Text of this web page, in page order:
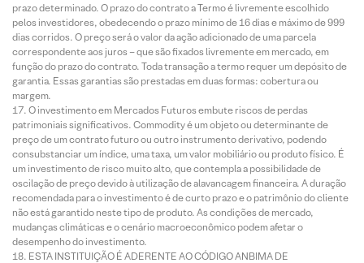
prazo determinado. O prazo do contrato a Termo é livremente escolhido
pelos investidores, obedecendo o prazo mínimo de 16 dias e máximo de 999
dias corridos. O preço será o valor da ação adicionado de uma parcela
correspondente aos juros – que são fixados livremente em mercado, em
função do prazo do contrato. Toda transação a termo requer um depósito de
garantia. Essas garantias são prestadas em duas formas: cobertura ou
margem.
O investimento em Mercados Futuros embute riscos de perdas
patrimoniais significativos. Commodity é um objeto ou determinante de
preço de um contrato futuro ou outro instrumento derivativo, podendo
consubstanciar um índice, uma taxa, um valor mobiliário ou produto físico. É
um investimento de risco muito alto, que contempla a possibilidade de
oscilação de preço devido à utilização de alavancagem financeira. A duração
recomendada para o investimento é de curto prazo e o patrimônio do cliente
não está garantido neste tipo de produto. As condições de mercado,
mudanças climáticas e o cenário macroeconômico podem afetar o
desempenho do investimento.
ESTA INSTITUIÇÃO É ADERENTE AO CÓDIGO ANBIMA DE